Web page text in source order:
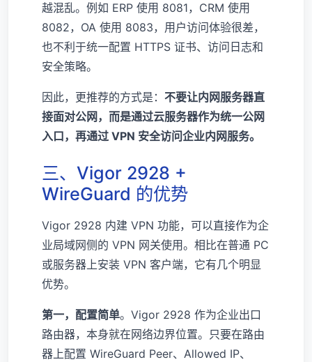
越混乱。例如 ERP 使用 8081，CRM 使用
8082，OA 使用 8083，用户访问体验很差，
也不利于统一配置 HTTPS 证书、访问日志和
安全策略。
因此，更推荐的方式是： 不要让内网服务器直
接面对公网，而是通过云服务器作为统一公网
入口，再通过 VPN 安全访问企业内网服务。
三、Vigor 2928 +
WireGuard 的优势
Vigor 2928 内建 VPN 功能，可以直接作为企
业局域网侧的 VPN 网关使用。相比在普通 PC
或服务器上安装 VPN 客户端，它有几个明显
优势。
第一，配置简单。Vigor 2928 作为企业出口
路由器，本身就在网络边界位置。只要在路由
器上配置 WireGuard Peer、Allowed IP、